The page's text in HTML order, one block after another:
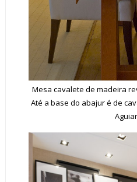
Mesa cavalete de madeira
Até a base do abajur é de
Aguiar